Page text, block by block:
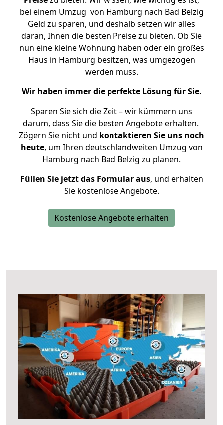
bei einem Umzug von Hamburg nach Bad Belzig
Geld zu sparen, und deshalb setzen wir alles
daran, Ihnen die besten Preise zu bieten. Ob Sie
nun eine kleine Wohnung haben oder ein großes
Haus in Hamburg besitzen, was umgezogen
werden muss.
Wir haben immer die perfekte Lösung für Sie.
Sparen Sie sich die Zeit – wir kümmern uns
darum, dass Sie die besten Angebote erhalten.
Zögern Sie nicht und kontaktieren Sie uns noch
heute, um Ihren deutschlandweiten Umzug von
Hamburg nach Bad Belzig zu planen.
Füllen Sie jetzt das Formular aus, und erhalten
Sie kostenlose Angebote.
Kostenlose Angebote erhalten